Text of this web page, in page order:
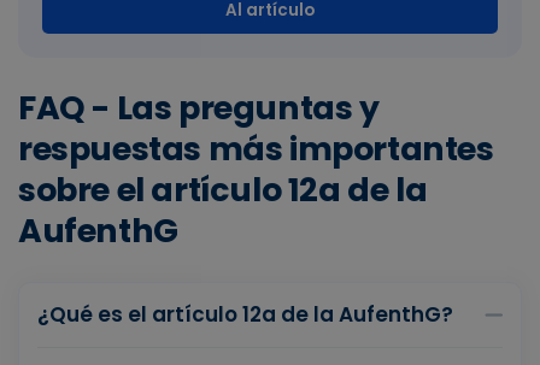
Al artículo
FAQ - Las preguntas y
respuestas más importantes
sobre el artículo 12a de la
AufenthG
¿Qué es el artículo 12a de la AufenthG?